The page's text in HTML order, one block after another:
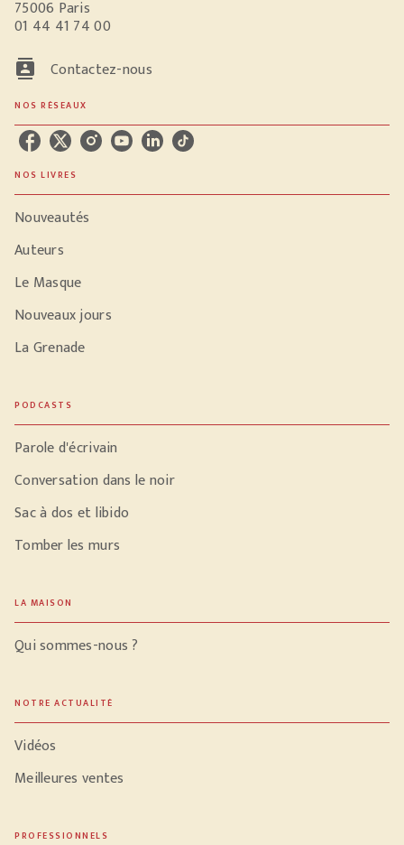
75006 Paris
01 44 41 74 00
contacts Contactez-nous
NOS RÉSEAUX
NOS LIVRES
Nouveautés
Auteurs
Le Masque
Nouveaux jours
La Grenade
PODCASTS
Parole d'écrivain
Conversation dans le noir
Sac à dos et libido
Tomber les murs
LA MAISON
Qui sommes-nous ?
NOTRE ACTUALITÉ
Vidéos
Meilleures ventes
PROFESSIONNELS